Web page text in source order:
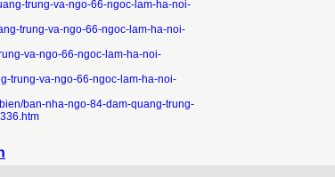
trung-va-ngo-66-ngoc-lam-ha-noi-
trung-va-ngo-66-ngoc-lam-ha-noi-
va-ngo-66-ngoc-lam-ha-noi-
trung-va-ngo-66-ngoc-lam-ha-noi-
ban-nha-ngo-84-dam-quang-trung-